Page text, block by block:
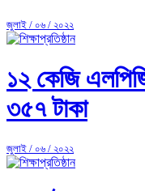
জুলাই / ০৬ / ২০২২
১২ কেজি
৩৫৭ টাকা
জুলাই / ০৬ / ২০২২